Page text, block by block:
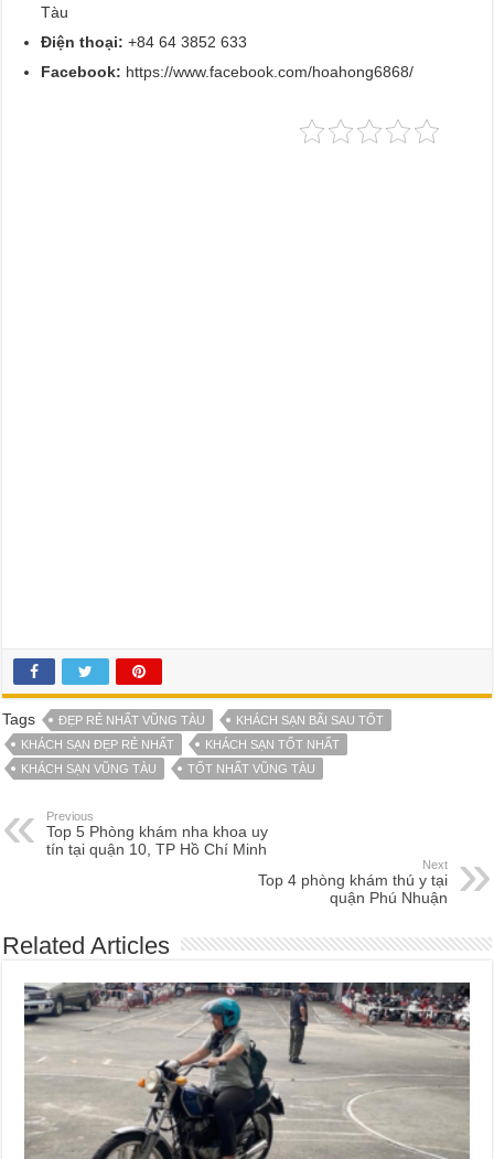
Tàu
Điện thoại:+84 64 3852 633
Facebook: https://www.facebook.com/hoahong6868/
Tags ĐẸP RẺ NHẤT VŨNG TÀU
KHÁCH SẠN BÃI SAU TỐT
KHÁCH SẠN ĐẸP RẺ NHẤT
KHÁCH SẠN TỐT NHẤT
KHÁCH SẠN VŨNG TÀU
TỐT NHẤT VŨNG TÀU
Previous
Top 5 Phòng khám nha khoa uy
tín tại quận 10, TP Hồ Chí Minh
Next
Top 4 phòng khám thú y tại
quận Phú Nhuận
Related Articles